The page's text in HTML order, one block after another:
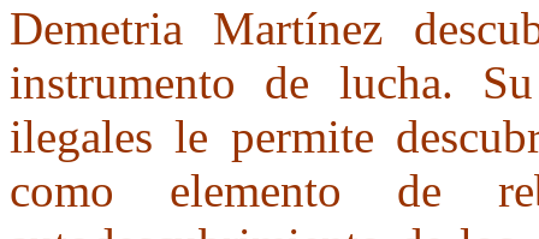
Demetria Martínez
instrumento de lucha.
ilegales le permite
como elemento de